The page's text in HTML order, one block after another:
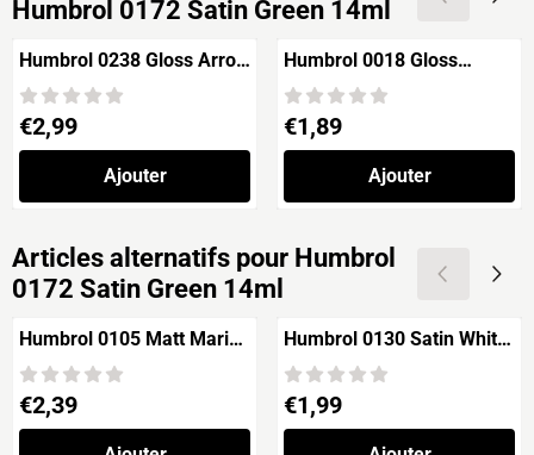
Humbrol 0172 Satin Green 14ml
Humbrol 0238 Gloss Arrow
Red
Prix: 2,99
€2,99
Ajouter
Humbrol 0018 Gloss
Orange 14ml
Prix: 1,89
€1,89
Ajouter
Articles alternatifs pour Humbrol
0172 Satin Green 14ml
Humbrol 0105 Matt Marine
Green 14ml
Prix: 2,39
€2,39
Humbrol 0130 Satin White
14ml
Prix: 1,99
€1,99